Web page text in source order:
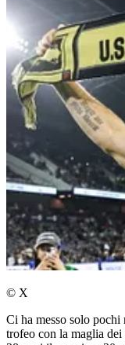
© X
Ci ha messo solo pochi
trofeo con la maglia dei